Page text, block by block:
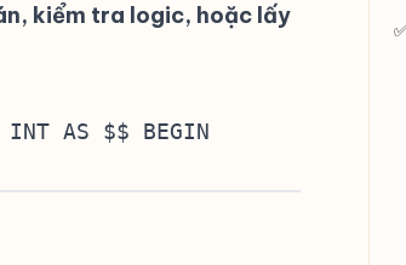
kiểm tra logic, hoặc lấy
AS $$ BEGIN